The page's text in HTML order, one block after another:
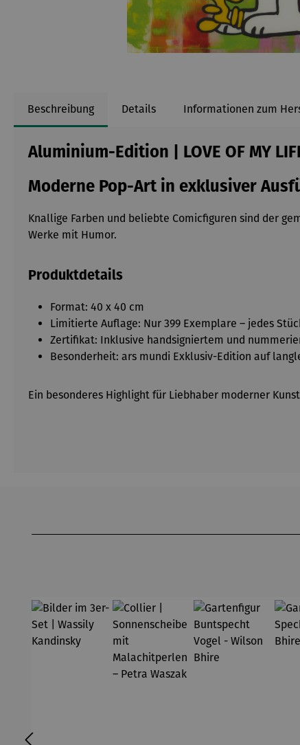
Beschreibung Details Informationen zum
Aluminium-Edition | LOVE OF MY
Moderne Pop-Art in exklusiver
Knallige Farben und beliebte Comicfiguren sind der
Werke mit Humor.
Produktdetails
Format: 40 x 40 cm
Limitierte Auflage: Nur 399 Exemplare – jedes
Zertifikat: Inklusive handsigniertem und
Besonderheit: ars mundi Exklusiv-Edition auf
Ein besonderes Highlight für Liebhaber moderner